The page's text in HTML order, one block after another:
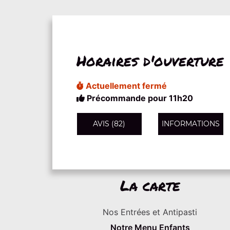
Horaires d'ouverture
Actuellement fermé
Précommande pour 11h20
AVIS (82) INFORMATIONS
La carte
Nos Entrées et Antipasti
Notre Menu Enfants